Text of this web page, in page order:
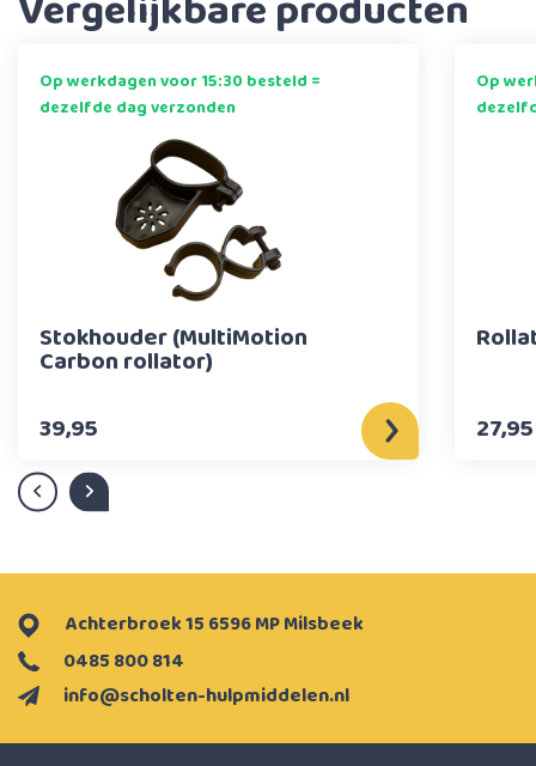
Op werkdagen voor 15:30 besteld =
dezelfde dag verzonden
Stokhouder (MultiMotion
Carbon rollator)
39,95
Op
27,95
info@scholten-hulpmiddelen.nl
0485 800 814
Achterbroek 15 6596 MP Milsbeek